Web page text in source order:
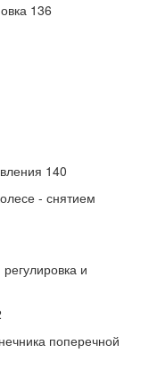
136
140
- снятием
и
поперечной